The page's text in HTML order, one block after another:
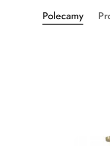
Pomiń karuzelę
Produkty
o
Polecamy